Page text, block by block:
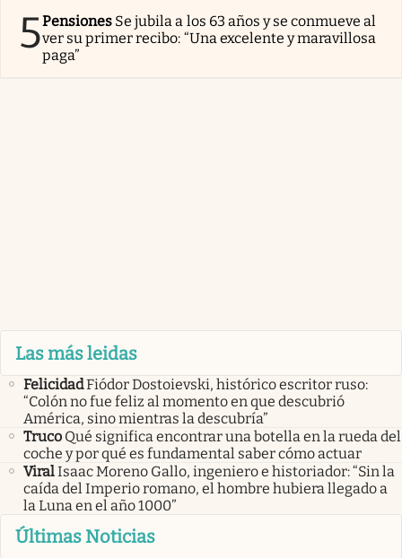
5Pensiones Se jubila a los 63 años y se conmueve al
ver su primer recibo: “Una excelente y maravillosa
paga”
Las más leidas
FelicidadFiódor Dostoievski, histórico escritor ruso:
“Colón no fue feliz al momento en que descubrió
América, sino mientras la descubría”
Truco Qué significa encontrar una botella en la rueda del
coche y por qué es fundamental saber cómo actuar
ViralIsaac Moreno Gallo, ingeniero e historiador: “Sin la
caída del Imperio romano, el hombre hubiera llegado a
la Luna en el año 1000”
Últimas Noticias